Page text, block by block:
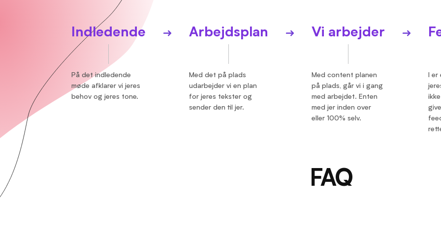
Indledende
På det indledende
møde afklarer vi jeres
behov og jeres tone.
Arbejdsplan
Med det på plads
udarbejder vi en plan
for jeres tekster og
sender den til jer.
Vi arbejder
Med content planen
på plads, går vi i gang
med arbejdet. Enten
med jer inden over
eller 100% selv.
I
FAQ